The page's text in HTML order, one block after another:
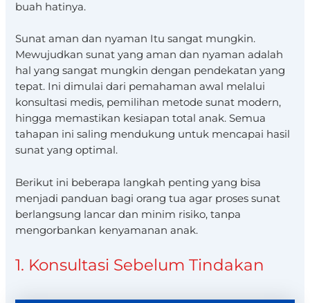
buah hatinya.
Sunat aman dan nyaman Itu sangat mungkin.
Mewujudkan sunat yang aman dan nyaman adalah
hal yang sangat mungkin dengan pendekatan yang
tepat. Ini dimulai dari pemahaman awal melalui
konsultasi medis, pemilihan metode sunat modern,
hingga memastikan kesiapan total anak. Semua
tahapan ini saling mendukung untuk mencapai hasil
sunat yang optimal.
Berikut ini beberapa langkah penting yang bisa
menjadi panduan bagi orang tua agar proses sunat
berlangsung lancar dan minim risiko, tanpa
mengorbankan kenyamanan anak.
1. Konsultasi Sebelum Tindakan